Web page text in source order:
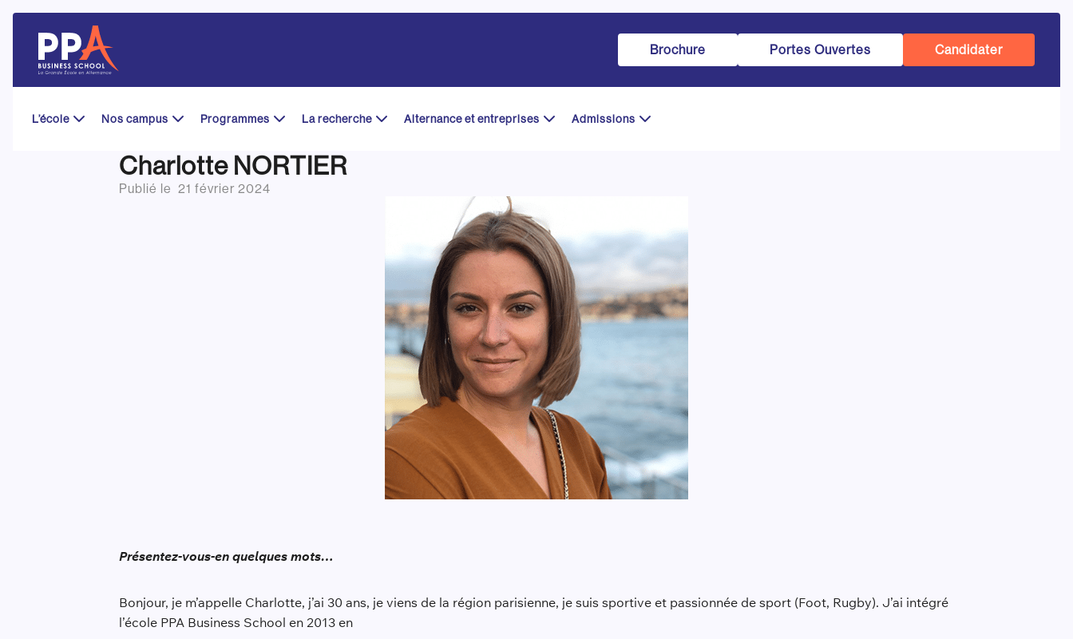
content
Brochure Portes Ouvertes Candidater
L’école Nos campus Programmes La recherche Alternance et entreprises Admissions
Charlotte NORTIER
Publié le21 février 2024
Présentez-vous-en quelques mots…
Bonjour, je m’appelle Charlotte, j’ai 30 ans, je viens de la région parisienne, je suis sportive et passionnée de sport (Foot, Rugby). J’ai intégré
l’école PPA Business School en 2013 en